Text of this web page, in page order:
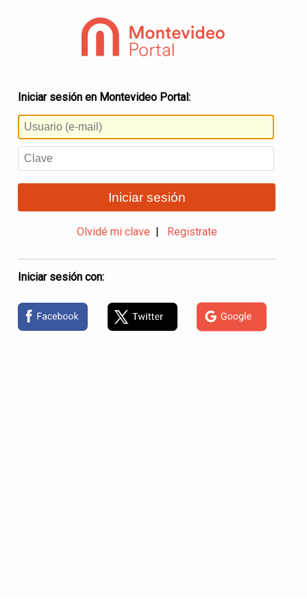
Iniciar sesión en Montevideo Portal:
Iniciar sesión
Olvidé mi clave Registrate
Iniciar sesión con: